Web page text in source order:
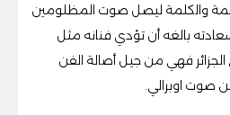
والكلمة ليصل صوت المظلومين
بالغه أن تؤدي فنانه مثل
فهي من جيل أصالة الفن
صوت اوبرالي.